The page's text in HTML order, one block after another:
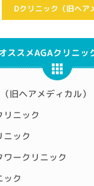
Dクリニック（旧ヘア
ススメAGAクリニッ
旧ヘアメディカル）
リニック
ニック
ワークリニック
ック